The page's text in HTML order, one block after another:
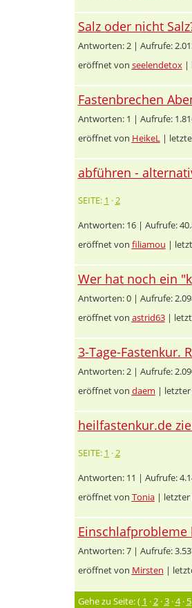
Salz oder nicht
Antworten: 2 | Aufrufe:
eröffnet von seelendetox|
Fastenbrechen
Antworten: 1 | Aufrufe:
eröffnet von HeikeL|
abführen -
SEITE: 1 ·2
Antworten: 16 | Aufrufe:
eröffnet von filiamou |
Wer hat noch ein
Antworten: 0 | Aufrufe:
eröffnet von astrid63|
3-Tage-Fastenkur.
Antworten: 2 | Aufrufe:
eröffnet von daem |
heilfastenkur.de
SEITE: 1 ·2
Antworten: 11 | Aufrufe:
eröffnet von Tonia| letzter
Einschlafprobleme
Antworten: 7 | Aufrufe:
eröffnet von Mirsten |
Gehe zu Seite: ( 1 ·2·3·4· 5